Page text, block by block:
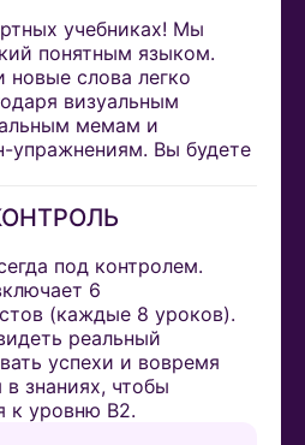
учебниках! Мы
понятным языком.
слова легко
визуальным
мемам и
упражнениям. Вы будете
под контролем.
6
(каждые 8 уроков).
реальный
успехи и вовремя
знаниях, чтобы
к уровню B2.